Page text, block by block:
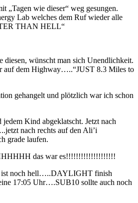
„Tagen wie dieser“ weg gesungen.
Lab welches dem Ruf wieder alle
THAN HELL“
wünscht man sich Unendlichkeit.
auf dem Highway…..“JUST 8.3 Miles to
gehangelt und plötzlich war ich schon
Kind abgeklatscht. Jetzt nach
nach rechts auf den Ali’i
grade laufen.
das war es!!!!!!!!!!!!!!!!!!!!
ist noch hell…..DAYLIGHT finish
17:05 Uhr….SUB10 sollte auch noch